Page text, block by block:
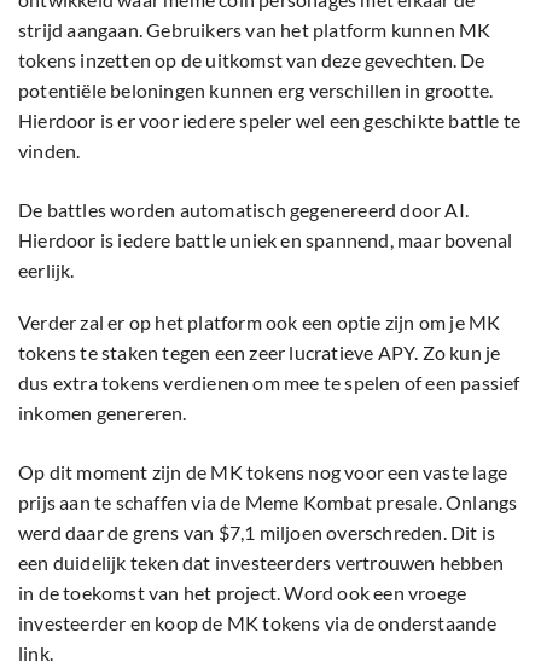
strijd aangaan. Gebruikers van het platform kunnen MK
tokens inzetten op de uitkomst van deze gevechten. De
potentiële beloningen kunnen erg verschillen in grootte.
Hierdoor is er voor iedere speler wel een geschikte battle te
vinden.
De battles worden automatisch gegenereerd door AI.
Hierdoor is iedere battle uniek en spannend, maar bovenal
eerlijk.
Verder zal er op het platform ook een optie zijn om je MK
tokens te staken tegen een zeer lucratieve APY. Zo kun je
dus extra tokens verdienen om mee te spelen of een passief
inkomen genereren.
Op dit moment zijn de MK tokens nog voor een vaste lage
prijs aan te schaffen via de Meme Kombat presale. Onlangs
werd daar de grens van $7,1 miljoen overschreden. Dit is
een duidelijk teken dat investeerders vertrouwen hebben
in de toekomst van het project. Word ook een vroege
investeerder en koop de MK tokens via de onderstaande
link.